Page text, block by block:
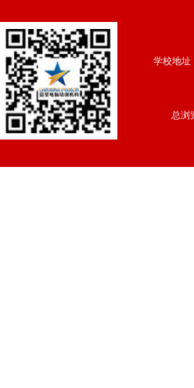
武汉匠人装饰公司
武汉万邦房产公司
武汉雅庭装饰公司
武汉澳华装饰公司
武汉星彩设计印务
仙桃市阳光天使摄影
深圳天地人广告设计
仙桃市未来装饰公司
学校地址
总浏